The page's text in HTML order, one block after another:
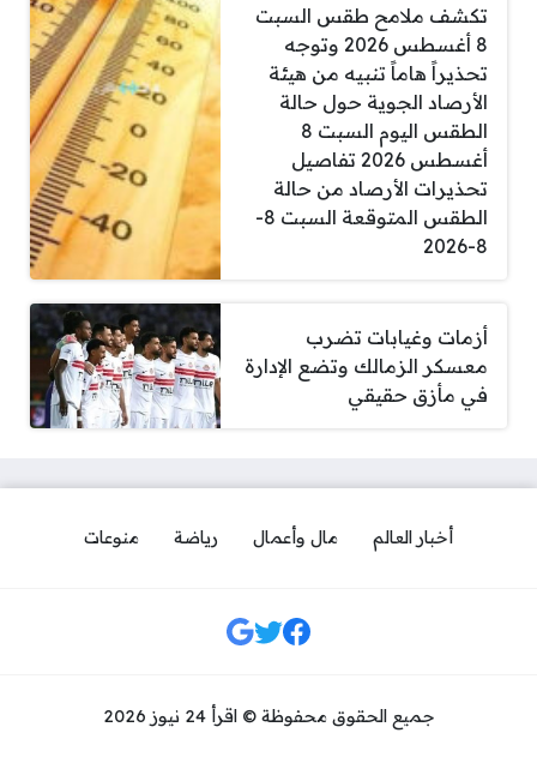
تكشف ملامح طقس السبت
8 أغسطس 2026 وتوجه
تحذيراً هاماً تنبيه من هيئة
الأرصاد الجوية حول حالة
الطقس اليوم السبت 8
أغسطس 2026 تفاصيل
تحذيرات الأرصاد من حالة
الطقس المتوقعة السبت 8-
8-2026
أزمات وغيابات تضرب
معسكر الزمالك وتضع الإدارة
في مأزق حقيقي
أخبار العالم مال وأعمال رياضة منوعات
مواقع التواصل
جميع الحقوق محفوظة © اقرأ 24 نيوز 2026